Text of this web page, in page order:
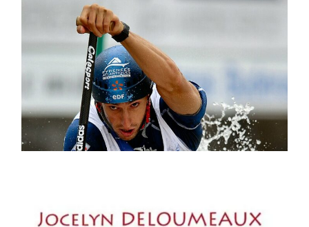
Joyeux anniversaire : Tony Estanguet
06/05/2023